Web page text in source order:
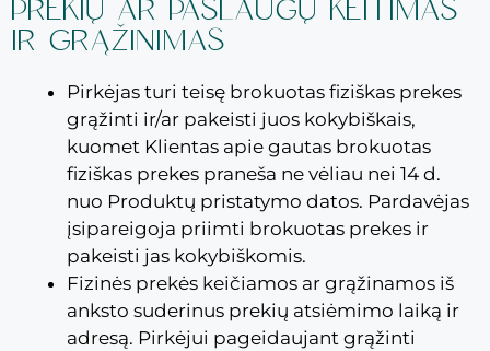
PREKIŲ AR PASLAUGŲ KEITIMAS
IR GRĄŽINIMAS
Pirkėjas turi teisę brokuotas fiziškas prekes
grąžinti ir/ar pakeisti juos kokybiškais,
kuomet Klientas apie gautas brokuotas
fiziškas prekes praneša ne vėliau nei 14 d.
nuo Produktų pristatymo datos. Pardavėjas
įsipareigoja priimti brokuotas prekes ir
pakeisti jas kokybiškomis.
Fizinės prekės keičiamos ar grąžinamos iš
anksto suderinus prekių atsiėmimo laiką ir
adresą. Pirkėjui pageidaujant grąžinti